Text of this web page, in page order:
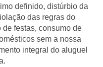
definido, distúrbio da
das regras do
festas, consumo de
sem a nossa
integral do aluguel